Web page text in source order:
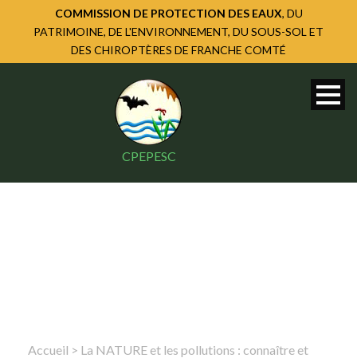
COMMISSION DE PROTECTION DES EAUX, DU
PATRIMOINE, DE L'ENVIRONNEMENT, DU SOUS-SOL ET
DES CHIROPTÈRES DE FRANCHE COMTÉ
CPEPESC
Accueil > La NATURE et les pollutions : connaître et